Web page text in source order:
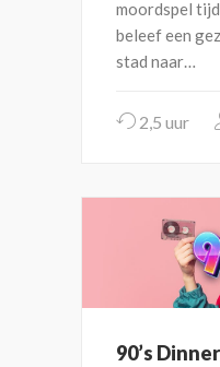
moordspel
beleef een
stad naar…
2,5 uur
90’s